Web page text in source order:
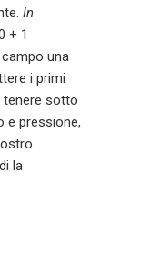
In
+ 1
una
i primi
tenere sotto
e pressione,
la